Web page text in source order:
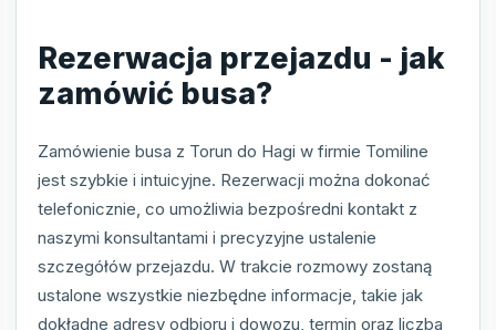
Rezerwacja przejazdu - jak
zamówić busa?
Zamówienie busa z Torun do Hagi w firmie Tomiline
jest szybkie i intuicyjne. Rezerwacji można dokonać
telefonicznie, co umożliwia bezpośredni kontakt z
naszymi konsultantami i precyzyjne ustalenie
szczegółów przejazdu. W trakcie rozmowy zostaną
ustalone wszystkie niezbędne informacje, takie jak
dokładne adresy odbioru i dowozu, termin oraz liczba